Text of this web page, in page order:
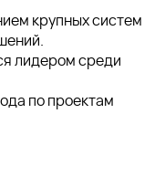
крупных систем
лидером среди
по проектам